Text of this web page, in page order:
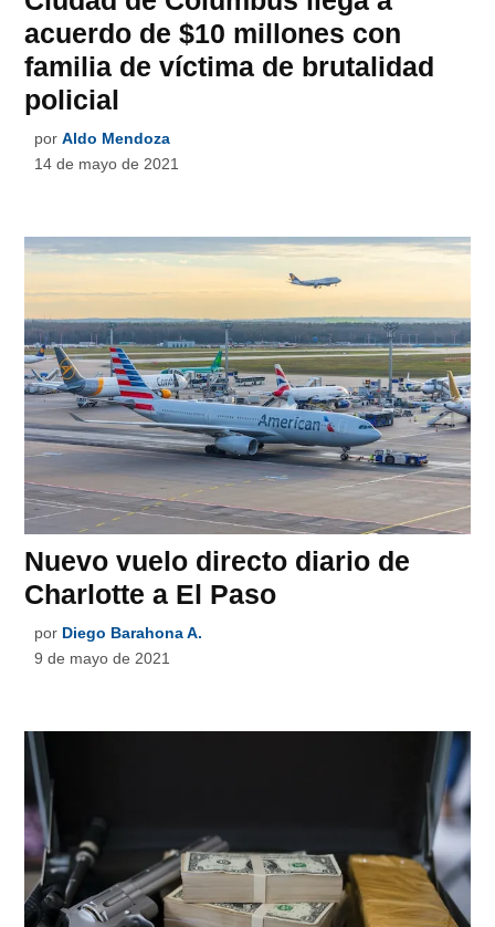
acuerdo de $10 millones con
familia de víctima de brutalidad
policial
por Aldo Mendoza
14 de mayo de 2021
Nuevo vuelo directo diario de
Charlotte a El Paso
por Diego Barahona A.
9 de mayo de 2021